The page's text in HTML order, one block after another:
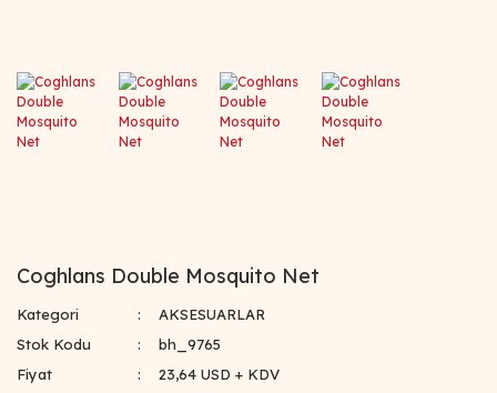
Coghlans Double Mosquito Net
Kategori
AKSESUARLAR
Stok Kodu
bh_9765
Fiyat
23,64 USD + KDV